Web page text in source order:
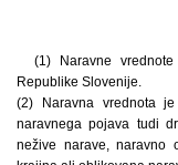
(1) Naravne
Republike Slovenije.
(2) Naravna vrednota
naravnega pojava tudi
nežive narave, naravno